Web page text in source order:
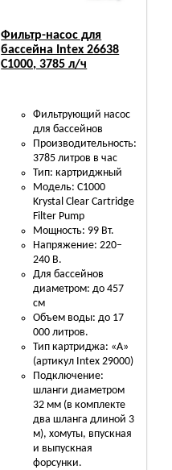
Фильтр-насос для
бассейна Intex 26638
C1000, 3785 л/ч
Фильтрующий насос
для бассейнов
Производительность:
3785 литров в час
Тип: картриджный
Модель: C1000
Krystal Clear Cartridge
Filter Pump
Мощность: 99 Вт.
Напряжение: 220–
240 В.
Для бассейнов
диаметром: до 457
см
Объем воды: до 17
000 литров.
Тип картриджа: «А»
(артикул Intex 29000)
Подключение:
шланги диаметром
32 мм (в комплекте
два шланга длиной 3
м), хомуты, впускная
и выпускная
форсунки.